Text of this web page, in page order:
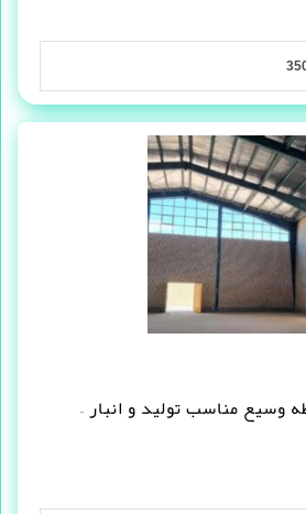
وسیع مناسب تولید و انبار –